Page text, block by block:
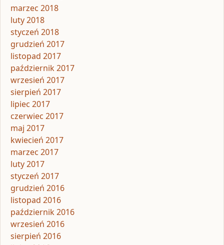
marzec 2018
luty 2018
styczeń 2018
grudzień 2017
listopad 2017
październik 2017
wrzesień 2017
sierpień 2017
lipiec 2017
czerwiec 2017
maj 2017
kwiecień 2017
marzec 2017
luty 2017
styczeń 2017
grudzień 2016
listopad 2016
październik 2016
wrzesień 2016
sierpień 2016